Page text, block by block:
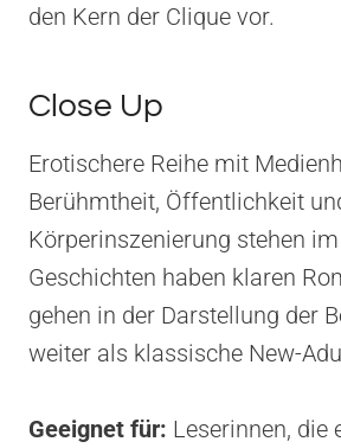
den Kern der Clique vor.
Close Up
Erotischere Reihe mit
Berühmtheit, Öffentlichkeit
Körperinszenierung stehen
Geschichten haben klaren
gehen in der Darstellung der
weiter als klassische New-
Geeignet für: Leserinnen, die